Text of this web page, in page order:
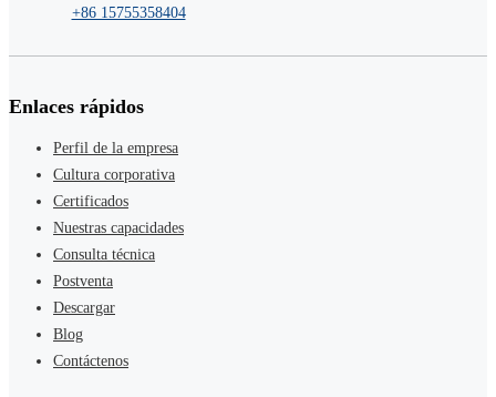
+86 15755358404
Enlaces rápidos
Perfil de la empresa
Cultura corporativa
Certificados
Nuestras capacidades
Consulta técnica
Postventa
Descargar
Blog
Contáctenos